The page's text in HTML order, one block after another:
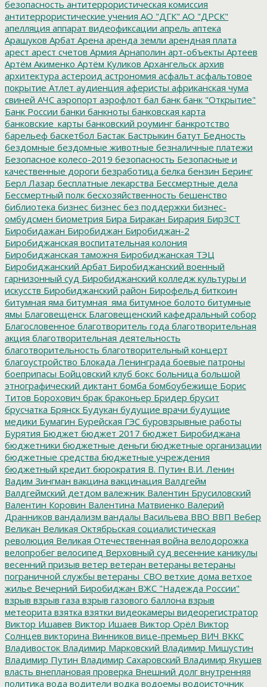
безопасность антитеррористическая комиссия
антитеррористические учения АО "ДГК" АО "ДРСК"
апелляция аппарат видеофиксации апрель аптека
Арашуков Арбат Арена аренда земли арендная плата
арест арест счетов Армия Арнаполин арт-объекты Артеев
Артём Акименко Артём Куликов Архангельск архив
архитектура астероид астрономия асфальт асфальтовое
покрытие Атлет аудиенция аферисты африканская чума
свиней АЧС аэропорт аэрофлот бал банк банк "Открытие"
Банк России банки банкноты банковская карта
банковские_карты банковский роуминг банкротство
барельеф баскетбол Бастак Бастрыкин батут Бедность
бездомные бездомные животные безналичные платежи
Безопасное колесо-2019 безопасность Безопасные и
качественные дороги безработица белка бензин Беринг
Берл Лазар бесплатные лекарства Бессмертные дела
Бессмертный полк бесхозяйственность бешенство
библиотека бизнес бизнес без поддержки бизнес-
омбудсмен биометрия Бира Биракан Бирария БирЗСТ
Биробидажан Биробиджан Биробиджан-2
Биробиджанская воспитательная колония
Биробиджанская таможня Биробиджанская ТЭЦ
Биробиджанский Арбат Биробиджанский военный
гарнизонный суд Биробиджанский колледж культуры и
искусств Биробиджанский район Бирофельд биткоин
битумная яма битумная_яма битумное болото битумные
ямы Благовещенск Благовещенский кафедральный собор
Благословенное благотворитель года благотворительная
акция благотворительная деятельность
благотворительность благотворительный концерт
благоустройство Блокада Ленинграда боевые патроны
боеприпасы Бойцовский клуб бокс больница большой
этнографический диктант бомба бомбоубежище Борис
Титов Борохович брак браконьер Бридер брусит
брусчатка Брянск Будукан будущие врачи будущие
медики Бумагин Бурейская ГЭС буровзрывные работы
Бурятия Бюджет бюджет 2017 бюджет Биробиджана
бюджетники бюджетные деньги бюджетные организации
бюджетные средства бюджетные учреждения
бюджетный кредит бюрократия В. Путин В.И. Ленин
Вадим Зингман вакцина вакцинация Валдгейм
Валдгеймский детдом валежник Валентин Брусиловский
Валентин Коровин Валентина Матвиенко Валерий
Дранников вандализм вандалы Васильева ВВО ВВП Вебер
Великан Великая Октябрьская социалистическая
революция Великая Отечественная война велодорожка
велопробег велосипед Верховный суд весенние каникулы
весенний призыв ветер ветеран ветераны ветераны
пограничной службы ветераны_СВО ветхие дома ветхое
жилье Вечерний Биробиджан ВЖС "Надежда России"
взрыв взрыв газа взрыв газового баллона взрыв
метеорита взятка взятки видеокамеры видеорегистратор
Виктор Ишавев Виктор Ишаев Виктор Орёл Виктор
Солнцев викторина Винников вице-премьер ВИЧ ВККС
Владивосток Владимир Марковский Владимир Мишустин
Владимир Путин Владимир Сахаровский Владимир Якушев
власть внеплановая проверка Внешний долг внутренняя
политика вода водители водка водоемы водоисточник